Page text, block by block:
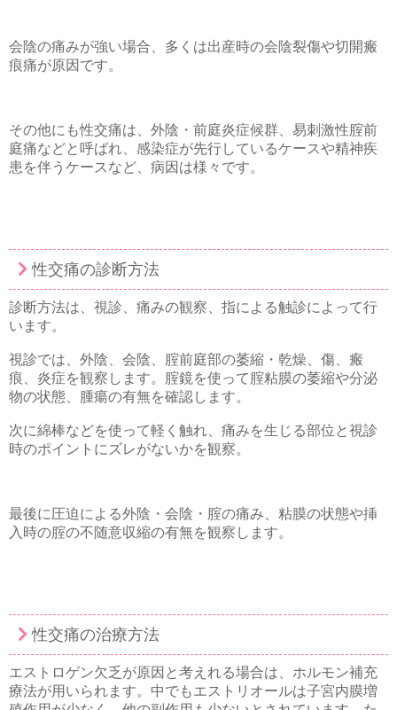
会陰の痛みが強い場合、多くは出産時の会陰裂傷や切開瘢
痕痛が原因です。
その他にも性交痛は、外陰・前庭炎症候群、易刺激性腟前
庭痛などと呼ばれ、感染症が先行しているケースや精神疾
患を伴うケースなど、病因は様々です。
性交痛の診断方法
診断方法は、視診、痛みの観察、指による触診によって行
います。
視診では、外陰、会陰、腟前庭部の萎縮・乾燥、傷、瘢
痕、炎症を観察します。腟鏡を使って腟粘膜の萎縮や分泌
物の状態、腫瘍の有無を確認します。
次に綿棒などを使って軽く触れ、痛みを生じる部位と視診
時のポイントにズレがないかを観察。
最後に圧迫による外陰・会陰・腟の痛み、粘膜の状態や挿
入時の腟の不随意収縮の有無を観察します。
性交痛の治療方法
エストロゲン欠乏が原因と考えれる場合は、ホルモン補充
療法が用いられます。中でもエストリオールは子宮内膜増